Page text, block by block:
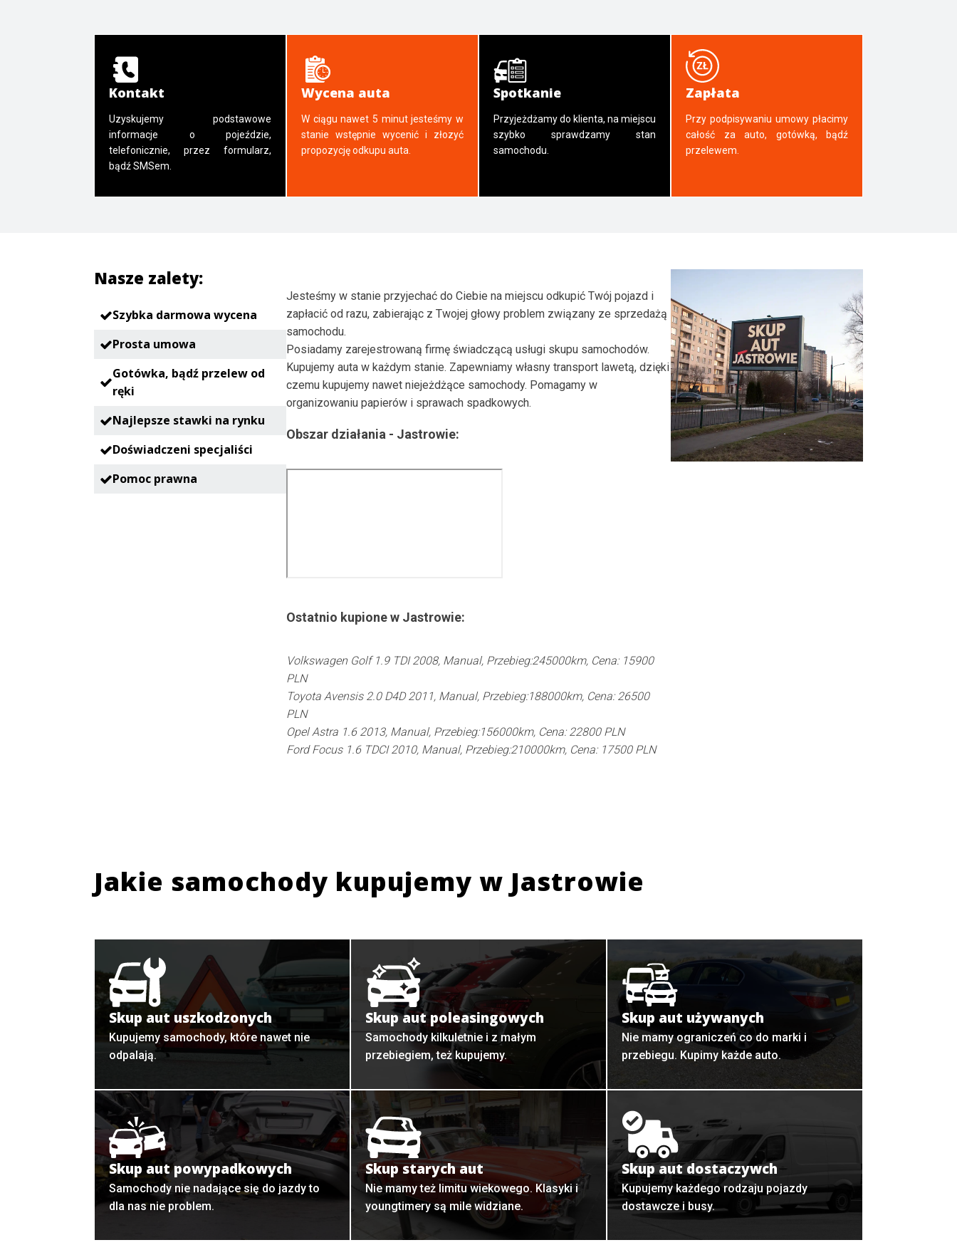
Kontakt
Uzyskujemy podstawowe
informacje o pojeździe,
telefonicznie, przez formularz,
bądź SMSem.
Wycena auta
W ciągu nawet 5 minut jesteśmy w
stanie wstępnie wycenić i złozyć
propozycję odkupu auta.
Spotkanie
Przyjeżdżamy do klienta, na miejscu
szybko sprawdzamy stan
samochodu.
Zapłata
Przy podpisywaniu umowy płacimy
całość za auto, gotówką, bądź
przelewem.
Nasze zalety:
Szybka darmowa wycena
Prosta umowa
Gotówka, bądź przelew od
ręki
Najlepsze stawki na rynku
Doświadczeni specjaliści
Pomoc prawna
Jesteśmy w stanie przyjechać do Ciebie na miejscu odkupić Twój pojazd i
zapłacić od razu, zabierając z Twojej głowy problem związany ze sprzedażą
samochodu.
Posiadamy zarejestrowaną firmę świadczącą usługi skupu samochodów.
Kupujemy auta w każdym stanie. Zapewniamy własny transport lawetą, dzięki
czemu kupujemy nawet niejeżdżące samochody. Pomagamy w
organizowaniu papierów i sprawach spadkowych.
Obszar działania - Jastrowie:
Ostatnio kupione w Jastrowie:
Volkswagen Golf 1.9 TDI 2008, Manual, Przebieg:245000km, Cena: 15900
PLN
Toyota Avensis 2.0 D4D 2011, Manual, Przebieg:188000km, Cena: 26500
PLN
Opel Astra 1.6 2013, Manual, Przebieg:156000km, Cena: 22800 PLN
Ford Focus 1.6 TDCI 2010, Manual, Przebieg:210000km, Cena: 17500 PLN
Jakie samochody kupujemy w Jastrowie
Skup aut uszkodzonych
Kupujemy samochody, które nawet nie
odpalają.
Skup aut poleasingowych
Samochody kilkuletnie i z małym
przebiegiem, też kupujemy.
Skup aut używanych
Nie mamy ograniczeń co do marki i
przebiegu. Kupimy każde auto.
Skup aut powypadkowych
Samochody nie nadające się do jazdy to
dla nas nie problem.
Skup starych aut
Nie mamy też limitu wiekowego. Klasyki i
youngtimery są mile widziane.
Skup aut dostaczywch
Kupujemy każdego rodzaju pojazdy
dostawcze i busy.